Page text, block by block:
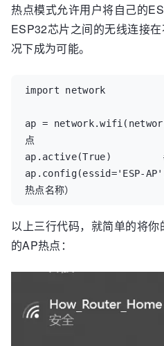
热点模式允许用户将自己的
ESP32芯片之间的无线连接
况下成为可能。
import network
ap = network.wifi (
点
ap . active(True)
ap . config(essid='ESP-AP'
热点名称）
以上三行代码，就简单的将
的AP热点：